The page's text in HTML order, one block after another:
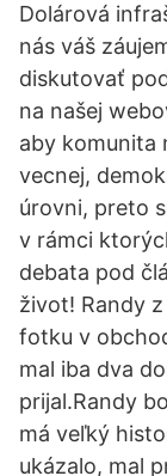
Dolárová
nás váš
diskutovať
na našej
aby komunita
vecnej,
úrovni, preto
v rámci
debata pod
život! Randy
fotku v
mal iba dva
prijal.Randy
má veľký
ukázalo, mal